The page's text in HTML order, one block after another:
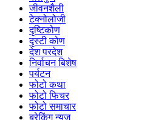
जीवनशैली
टेक्नोलोजी
दृष्टिकोण
दृस्टी कोण
देश परदेश
निर्वाचन बिशेष
पर्यटन
फोटो कथा
फोटो फिचर
फोटो समाचार
ब्रेकिंग न्युज